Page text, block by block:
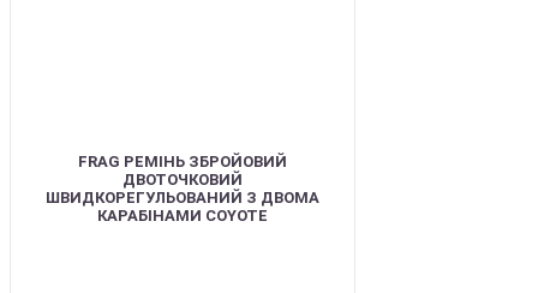
FRAG РЕМІНЬ ЗБРОЙОВИЙ
ДВОТОЧКОВИЙ
ШВИДКОРЕГУЛЬОВАНИЙ З ДВОМА
КАРАБІНАМИ COYOTE